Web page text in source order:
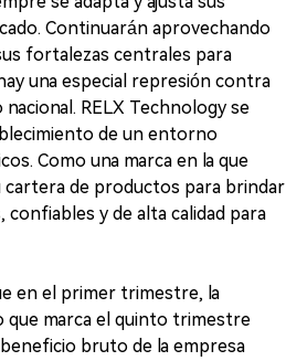
Continuarán aprovechando
fortalezas centrales para
una especial represión contra
RELX Technology se
de un entorno
Como una marca en la que
de productos para brindar
y de alta calidad para
en el primer trimestre, la
que marca el quinto trimestre
bruto de la empresa